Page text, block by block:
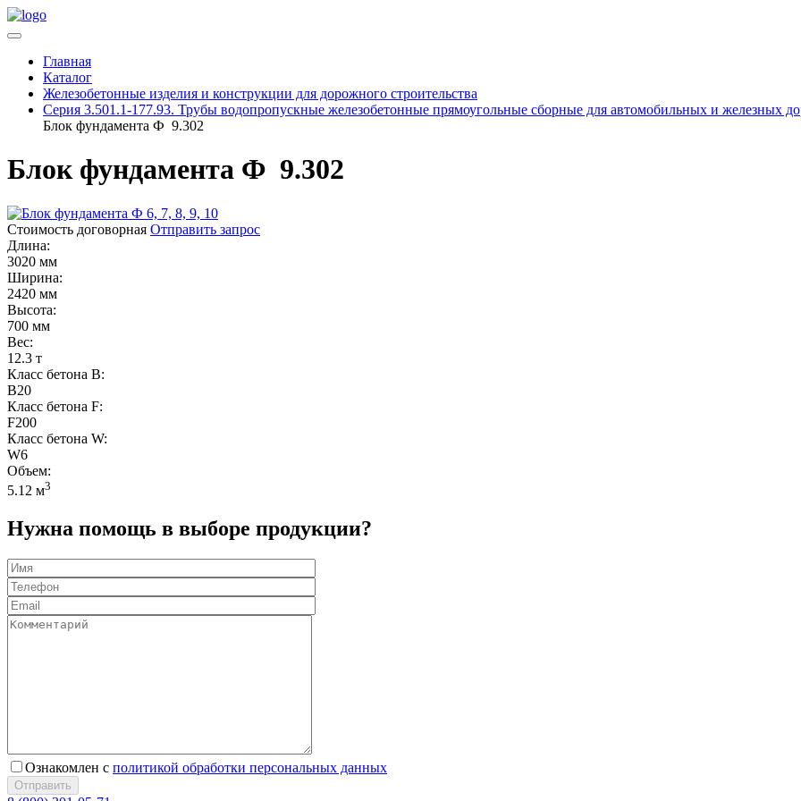
Главная
Каталог
Железобетонные изделия и конструкции для дорожного строительства
Серия 3.501.1-177.93. Трубы водопропускные железобетонные прямоугольные сборные для автомобильных и железных
Блок фундамента Ф 9.302
Блок фундамента Ф 9.302
Стоимость договорная Отправить запрос
Длина:
3020 мм
Ширина:
2420 мм
Высота:
700 мм
Вес:
12.3 т
Класс бетона B:
B20
Класс бетона F:
F200
Класс бетона W:
W6
Объем:
5.12 м3
Нужна помощь в выборе продукции?
Ознакомлен с политикой обработки персональных данных